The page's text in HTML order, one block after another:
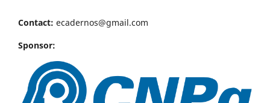
Contact: ecadernos@gmail.com
Sponsor: